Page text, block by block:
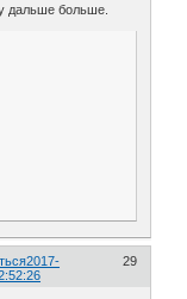
дальше больше.
29
2017-